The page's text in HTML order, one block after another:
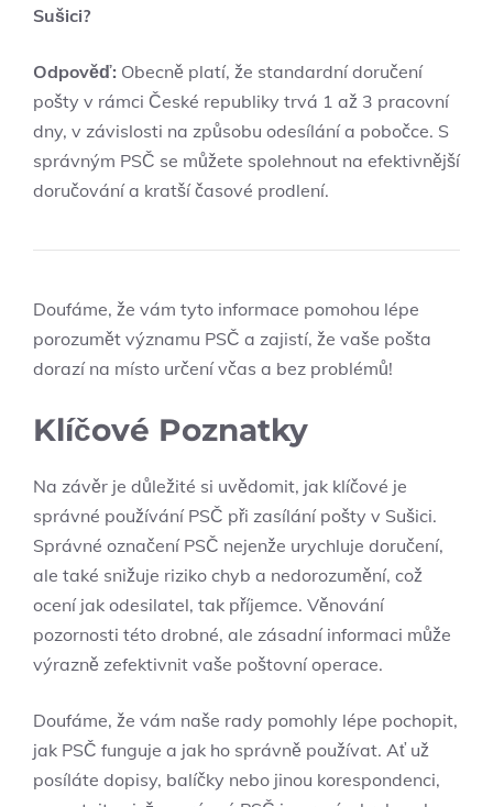
Sušici?
Odpověď: Obecně platí, že standardní doručení
pošty v rámci České republiky trvá 1 až 3 pracovní
dny, v závislosti na způsobu odesílání a pobočce. S
správným PSČ se můžete spolehnout na efektivnější
doručování a kratší časové prodlení.
Doufáme, že vám tyto informace pomohou lépe
porozumět významu PSČ a zajistí, že vaše pošta
dorazí na místo určení včas a bez problémů!
Klíčové Poznatky
Na závěr je důležité si uvědomit, jak klíčové je
správné používání PSČ při zasílání pošty v Sušici.
Správné označení PSČ nejenže urychluje doručení,
ale také snižuje riziko chyb a nedorozumění, což
ocení jak odesilatel, tak příjemce. Věnování
pozornosti této drobné, ale zásadní informaci může
výrazně zefektivnit vaše poštovní operace.
Doufáme, že vám naše rady pomohly lépe pochopit,
jak PSČ funguje a jak ho správně používat. Ať už
posíláte dopisy, balíčky nebo jinou korespondenci,